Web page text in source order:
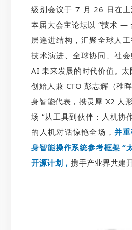
级别会议于 7 月 26 日在上
本届大会主论坛以 “技术 —
层递进结构，汇聚全球人
技术演进、全球协同、社
AI 未来发展的时代价值。
创始人兼 CTO 彭志辉（稚
身智能代表，携灵犀 X2 人
场 “从工具到伙伴：人机协
的人机对话惊艳全场，并
身智能操作系统参考框架 “
开源计划，携手产业界共建